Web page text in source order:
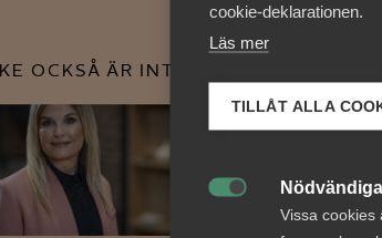
cookie-deklarationen.
Läs mer
TILLÅT ALLA
Vissa cookies
OCKSÅ ÄR INTRESSERAD AV